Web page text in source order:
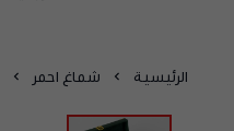
الرئيسية شماغ احمر